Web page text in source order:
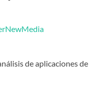
de aplicaciones de